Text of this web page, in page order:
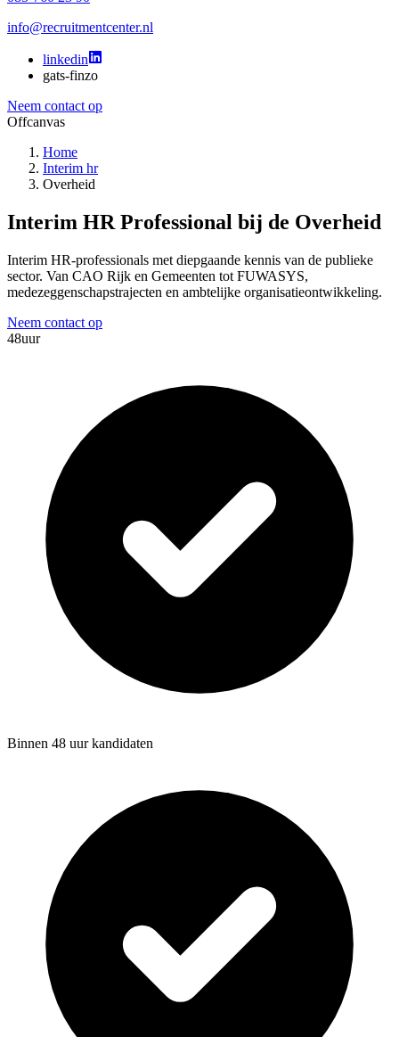
info@recruitmentcenter.nl
linkedin
gats-finzo
Neem contact op
Offcanvas
Home
Interim hr
Overheid
Interim HR Professional bij de Overheid
Interim HR-professionals met diepgaande kennis van de publieke
sector. Van CAO Rijk en Gemeenten tot FUWASYS,
medezeggenschapstrajecten en ambtelijke organisatieontwikkeling.
Neem contact op
48uur
Binnen 48 uur kandidaten